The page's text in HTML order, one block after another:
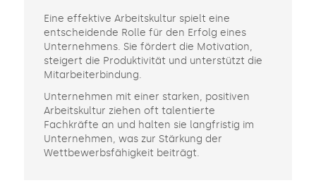
Eine effektive Arbeitskultur spielt eine
entscheidende Rolle für den Erfolg eines
Unternehmens. Sie fördert die Motivation,
steigert die Produktivität und unterstützt die
Mitarbeiterbindung.
Unternehmen mit einer starken, positiven
Arbeitskultur ziehen oft talentierte
Fachkräfte an und halten sie langfristig im
Unternehmen, was zur Stärkung der
Wettbewerbsfähigkeit beiträgt.